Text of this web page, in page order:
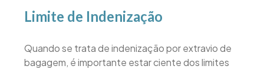
Limite de Indenização
Quando se trata de indenização por extravio de
bagagem, é importante estar ciente dos limites